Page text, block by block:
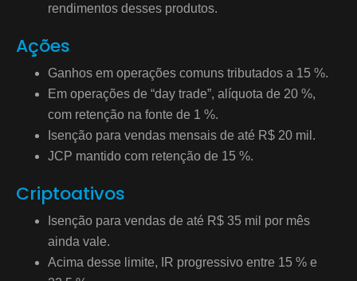
rendimentos desses produtos.
Ações
Ganhos em operações comuns tributados a 15 %.
Em operações de “day trade”, alíquota de 20 %,
com retenção na fonte de 1 %.
Isenção para vendas mensais de até R$ 20 mil.
JCP mantido com retenção de 15 %.
Criptoativos
Isenção para vendas de até R$ 35 mil por mês
ainda vale.
Acima desse limite, IR progressivo entre 15 % e